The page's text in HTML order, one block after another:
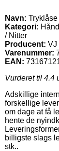
Navn:
Kategori:
/ Nitter
Producent: VJ
Varenummer:
EAN:
Vurderet til 4.4
Adskillige
forskellige
om dage at få
hente de
billigste slags
stk..